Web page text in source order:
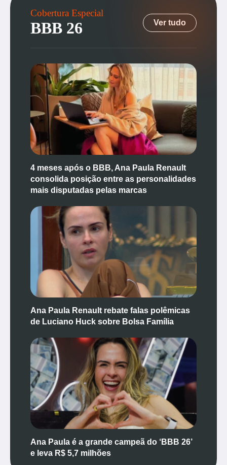
Cobertura Especial
BBB 26 Ver tudo
4 meses após o BBB, Ana Paula Renault
consolida posição entre as personalidades
mais disputadas pelas marcas
Ana Paula Renault rebate falas polêmicas
de Luciano Huck sobre Bolsa Família
Ana Paula é a grande campeã do ‘BBB 26’
e leva R$ 5,7 milhões